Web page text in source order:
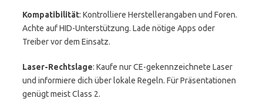
Kompatibilität: Kontrolliere Herstellerangaben und Foren.
Achte auf HID-Unterstützung. Lade nötige Apps oder
Treiber vor dem Einsatz.
Laser-Rechtslage: Kaufe nur CE-gekennzeichnete Laser
und informiere dich über lokale Regeln. Für Präsentationen
genügt meist Class 2.